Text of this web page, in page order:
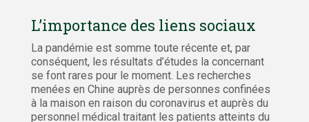
L’importance des liens sociaux
La pandémie est somme toute récente et, par
conséquent, les résultats d’études la concernant
se font rares pour le moment. Les recherches
menées en Chine auprès de personnes confinées
à la maison en raison du coronavirus et auprès du
personnel médical traitant les patients atteints du